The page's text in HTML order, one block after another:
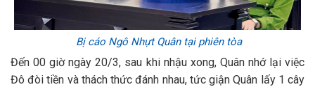
Bị cáo Ngô Nhựt Quân tại phiên tòa
Đến 00 giờ ngày 20/3, sau khi nhậu xong, Quân nhớ lại việc
Đô đòi tiền và thách thức đánh nhau, tức giận Quân lấy 1 cây